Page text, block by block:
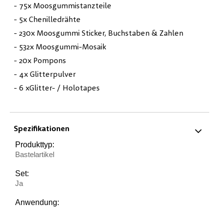
- 75x Moosgummistanzteile
- 5x Chenilledrähte
- 230x Moosgummi Sticker, Buchstaben & Zahlen
- 532x Moosgummi-Mosaik
- 20x Pompons
- 4x Glitterpulver
- 6 xGlitter- / Holotapes
Spezifikationen
Produkttyp:
Bastelartikel
Set:
Ja
Anwendung: